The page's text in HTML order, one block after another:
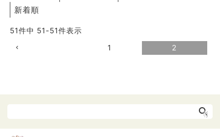
新着順
51件中 51 -51件表示
1
2